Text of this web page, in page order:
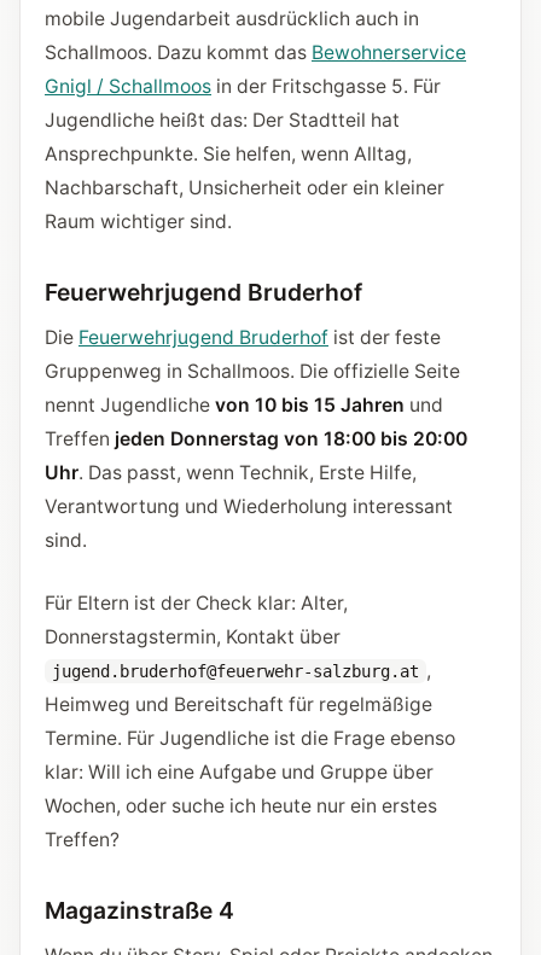
mobile Jugendarbeit ausdrücklich auch in
Schallmoos. Dazu kommt das Bewohnerservice
Gnigl / Schallmoos in der Fritschgasse 5. Für
Jugendliche heißt das: Der Stadtteil hat
Ansprechpunkte. Sie helfen, wenn Alltag,
Nachbarschaft, Unsicherheit oder ein kleiner
Raum wichtiger sind.
Feuerwehrjugend Bruderhof
Die Feuerwehrjugend Bruderhof ist der feste
Gruppenweg in Schallmoos. Die offizielle Seite
nennt Jugendliche von 10 bis 15 Jahren und
Treffen jeden Donnerstag von 18:00 bis 20:00
Uhr. Das passt, wenn Technik, Erste Hilfe,
Verantwortung und Wiederholung interessant
sind.
Für Eltern ist der Check klar: Alter,
Donnerstagstermin, Kontakt über
jugend.bruderhof@feuerwehr-salzburg.at ,
Heimweg und Bereitschaft für regelmäßige
Termine. Für Jugendliche ist die Frage ebenso
klar: Will ich eine Aufgabe und Gruppe über
Wochen, oder suche ich heute nur ein erstes
Treffen?
Magazinstraße 4